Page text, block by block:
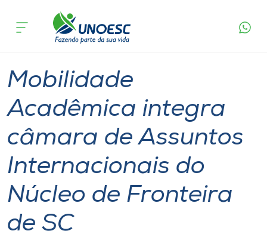
Cursos
Pesquisa
Atendimento ao Estudante
Portal de Ensino
Unoesc
acontece
de SC
Mobilidade
Acadêmica integra
câmara de Assuntos
Internacionais do
Núcleo de Fronteira
de SC